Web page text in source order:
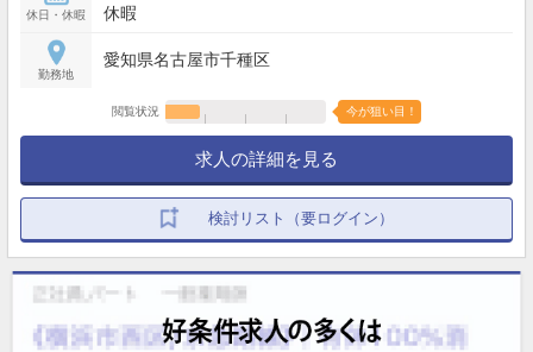
休日・休暇
休暇
勤務地
愛知県名古屋市千種区
閲覧状況 今が狙い目！
求人の詳細を見る
検討リスト（要ログイン）